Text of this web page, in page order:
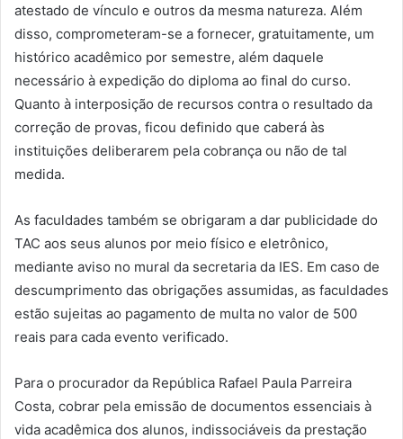
atestado de vínculo e outros da mesma natureza. Além
disso, comprometeram-se a fornecer, gratuitamente, um
histórico acadêmico por semestre, além daquele
necessário à expedição do diploma ao final do curso.
Quanto à interposição de recursos contra o resultado da
correção de provas, ficou definido que caberá às
instituições deliberarem pela cobrança ou não de tal
medida.
As faculdades também se obrigaram a dar publicidade do
TAC aos seus alunos por meio físico e eletrônico,
mediante aviso no mural da secretaria da IES. Em caso de
descumprimento das obrigações assumidas, as faculdades
estão sujeitas ao pagamento de multa no valor de 500
reais para cada evento verificado.
Para o procurador da República Rafael Paula Parreira
Costa, cobrar pela emissão de documentos essenciais à
vida acadêmica dos alunos, indissociáveis da prestação